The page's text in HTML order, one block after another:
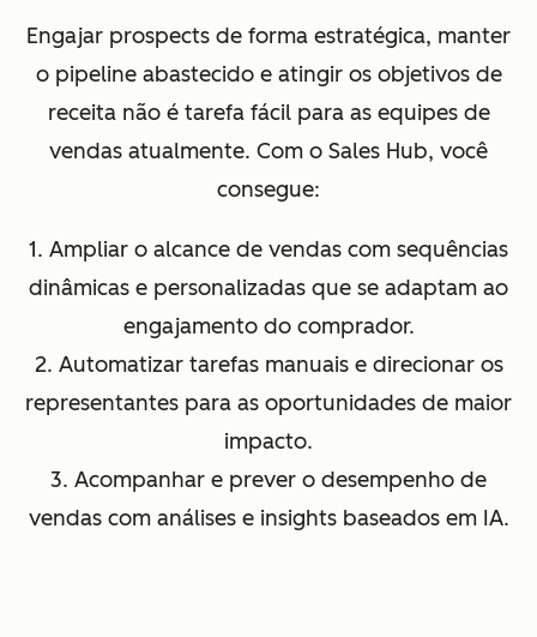
Engajar prospects de forma estratégica, manter
o pipeline abastecido e atingir os objetivos de
receita não é tarefa fácil para as equipes de
vendas atualmente. Com o Sales Hub, você
consegue:
1. Ampliar o alcance de vendas com sequências
dinâmicas e personalizadas que se adaptam ao
engajamento do comprador.
2. Automatizar tarefas manuais e direcionar os
representantes para as oportunidades de maior
impacto.
3. Acompanhar e prever o desempenho de
vendas com análises e insights baseados em IA.